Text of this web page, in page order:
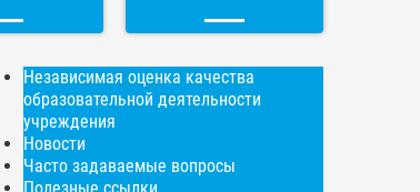
Независимая оценка качества
образовательной деятельности
учреждения
Новости
Часто задаваемые вопросы